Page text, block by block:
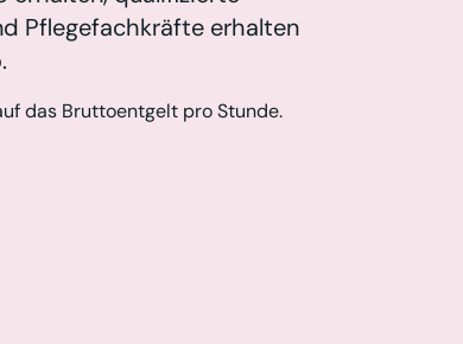
Pflegefachkräfte erhalten
das Bruttoentgelt pro Stunde.